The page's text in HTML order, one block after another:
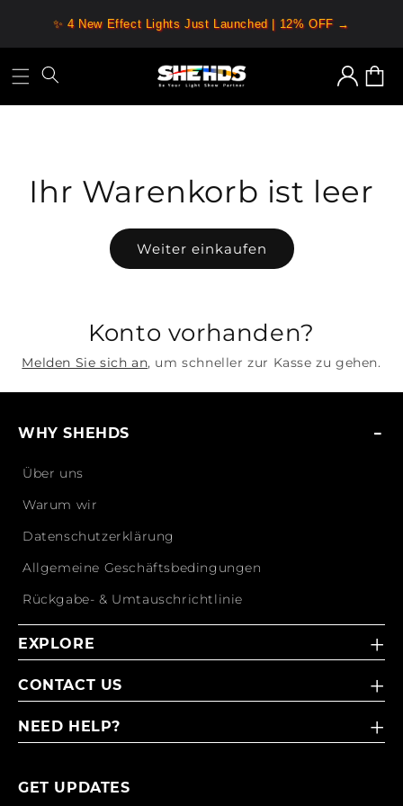
✨ 4 New Effect Lights Just Launched | 12% OFF →
Inhalt
springen
Anmelden
Ihr Warenkorb ist leer
Weiter einkaufen
Konto vorhanden?
Melden Sie sich an, um schneller zur Kasse zu gehen.
WHY SHEHDS
Über uns
Warum wir
Datenschutzerklärung
Allgemeine Geschäftsbedingungen
Rückgabe- & Umtauschrichtlinie
EXPLORE
CONTACT US
NEED HELP?
GET UPDATES